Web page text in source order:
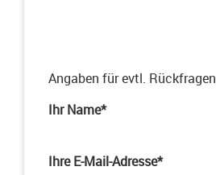
Angaben für evtl. Rückfragen
Ihr Name*
Ihre E-Mail-Adresse*